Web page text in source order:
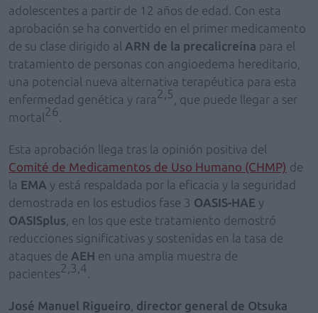
adolescentes a partir de 12 años de edad. Con esta
aprobación se ha convertido en el primer medicamento
de su clase dirigido al ARN de la precalicreína para el
tratamiento de personas con angioedema hereditario,
una potencial nueva alternativa terapéutica para esta
enfermedad genética y rara2,5 , que puede llegar a ser
mortal26
Esta aprobación llega tras la opinión positiva del
Comité de Medicamentos de Uso Humano (CHMP) de
la EMA y está respaldada por la eficacia y la seguridad
demostrada en los estudios fase 3 OASIS-HAE y
OASISplus , en los que este tratamiento demostró
reducciones significativas y sostenidas en la tasa de
ataques de AEH en una amplia muestra de
pacientes2,3,4
José Manuel Rigueiro director general de Otsuka